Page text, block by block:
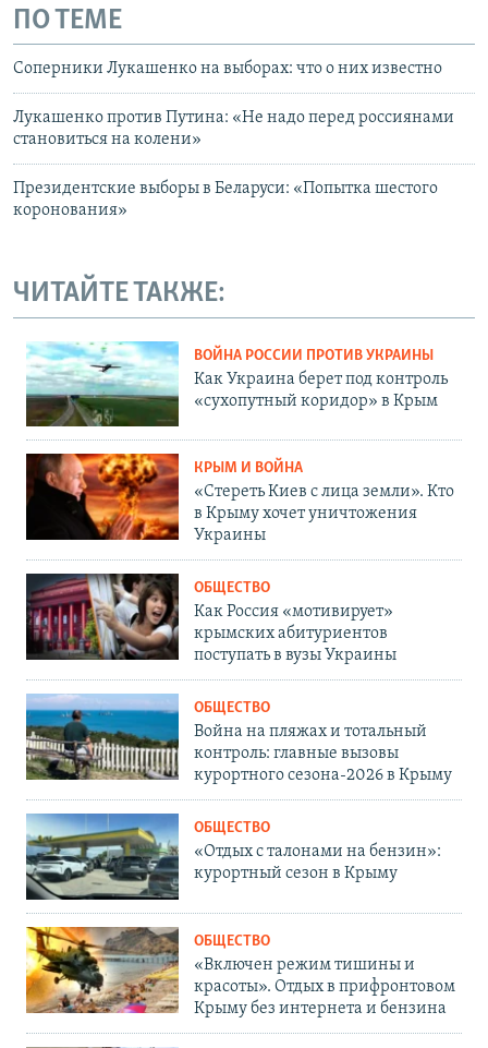
ПО ТЕМЕ
Соперники Лукашенко на выборах: что о них известно
Лукашенко против Путина: «Не надо перед россиянами
становиться на колени»
Президентские выборы в Беларуси: «Попытка шестого
коронования»
ЧИТАЙТЕ ТАКЖЕ:
ВОЙНА РОССИИ ПРОТИВ УКРАИНЫ
Как Украина берет под контроль
«сухопутный коридор» в Крым
КРЫМ И ВОЙНА
«Стереть Киев с лица земли». Кто
в Крыму хочет уничтожения
Украины
ОБЩЕСТВО
Как Россия «мотивирует»
крымских абитуриентов
поступать в вузы Украины
ОБЩЕСТВО
Война на пляжах и тотальный
контроль: главные вызовы
курортного сезона-2026 в Крыму
ОБЩЕСТВО
«Отдых с талонами на бензин»:
курортный сезон в Крыму
ОБЩЕСТВО
«Включен режим тишины и
красоты». Отдых в прифронтовом
Крыму без интернета и бензина